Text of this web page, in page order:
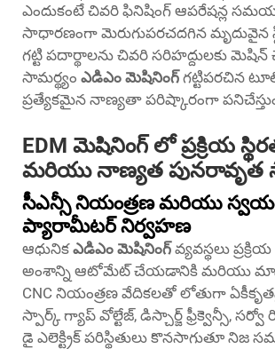
ఎందుకంటే చివరి ఫినిషింగ్ ఆపరేషన్ల
సాధారణంగా మెరుగుపరచదగిన మృదువైన
గట్టి పదార్థాలను చివరి సరిహద్దులకు
సామర్థ్యం ఎడిఎం మెషినింగ్గట్టిపరచిన
ప్రత్యేకమైన నాణ్యతా పరిష్కారంగా
EDM మెషినింగ్ లో ప్రక్రియ
మరియు నాణ్యత పునరావృత
సీఎన్సీ నియంత్రణ మరియు
ప్యారామీటర్ నిర్వహణ
ఆధునికఎడిఎం మెషినింగ్వ్యవస్థలు
అంశాన్ని ఆటోమేట్ చేయడానికి మరియు
CNC నియంత్రణ వేదికలతో లోతుగా
స్పార్క్ గ్యాప్ వోల్టేజ్, డిస్చార్జ్ ఫ్రీక్వెన్సీ,
డై ఎలెక్ట్రిక్ పరిస్థితులు కొనసాగుతూ నిజ